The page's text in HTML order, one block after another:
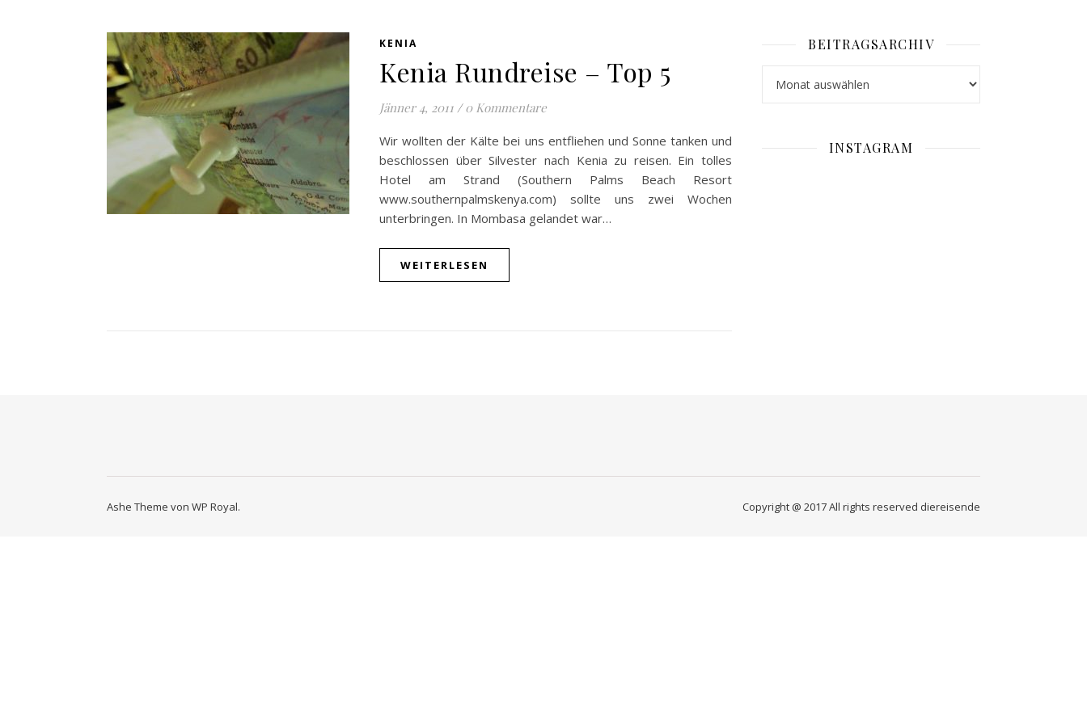
KENIA
Kenia Rundreise – Top 5
Jänner 4, 2011 / 0 Kommentare
Wir wollten der Kälte bei uns entfliehen und Sonne tanken und
beschlossen über Silvester nach Kenia zu reisen. Ein tolles
Hotel am Strand (Southern Palms Beach Resort
www.southernpalmskenya.com) sollte uns zwei Wochen
unterbringen. In Mombasa gelandet war…
WEITERLESEN
BEITRAGSARCHIV
INSTAGRAM
Copyright @ 2017 All rights reserved diereisende
Ashe Theme von WP Royal.